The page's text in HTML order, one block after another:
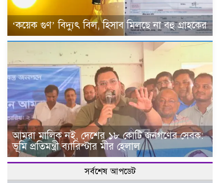
‘কয়েক গুণ’ বিদ্যুৎ বিল, হিসাব মিলছে না বহু গ্রাহকের
আমরা মালিক নই, দেশের ১৮ কোটি জনগণের সেবক:
ভূমি প্রতিমন্ত্রী ব্যারিস্টার মীর হেলাল
সর্বশেষ আপডেট